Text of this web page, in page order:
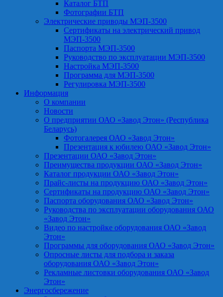
Каталог БТП
Фотографии БТП
Электрические приводы МЭП-3500
Сертификаты на электрический привод
МЭП-3500
Паспорта МЭП-3500
Руководство по эксплуатации МЭП-3500
Настройка МЭП-3500
Программа для МЭП-3500
Регулировка МЭП-3500
Информация
О компании
Новости
О предприятии ОАО «Завод Этон» (Республика
Беларусь)
Фотогалерея ОАО «Завод Этон»
Презентация к юбилею ОАО «Завод Этон»
Презентации ОАО «Завод Этон»
Преимущества продукции ОАО «Завод Этон»
Каталог продукции ОАО «Завод Этон»
Прайс-листы на продукцию ОАО «Завод Этон»
Сертификаты на продукцию ОАО «Завод Этон»
Паспорта оборудования ОАО «Завод Этон»
Руководства по эксплуатации оборудования ОАО
«Завод Этон»
Видео по настройке оборудования ОАО «Завод
Этон»
Программы для оборудования ОАО «Завод Этон»
Опросные листы для подбора и заказа
оборудования ОАО «Завод Этон»
Рекламные листовки оборудования ОАО «Завод
Этон»
Энергосбережение